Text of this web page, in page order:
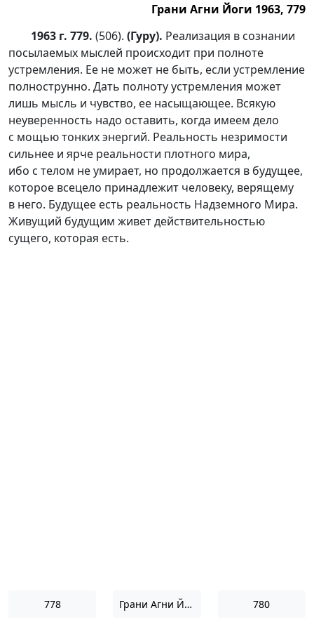
Грани Агни Йоги 1963, 779
1963 г. 779. (506). (Гуру). Реализация в сознании
посылаемых мыслей происходит при полноте
устремления. Ее не может не быть, если устремление
полнострунно. Дать полноту устремления может
лишь мысль и чувство, ее насыщающее. Всякую
неуверенность надо оставить, когда имеем дело
с мощью тонких энергий. Реальность незримости
сильнее и ярче реальности плотного мира,
ибо с телом не умирает, но продолжается в будущее,
которое всецело принадлежит человеку, верящему
в него. Будущее есть реальность Надземного Мира.
Живущий будущим живет действительностью
сущего, которая есть.
778 Грани Агни Йоги 1963 780